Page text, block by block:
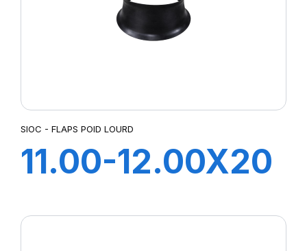
SIOC - FLAPS POID LOURD
11.00-12.00X20